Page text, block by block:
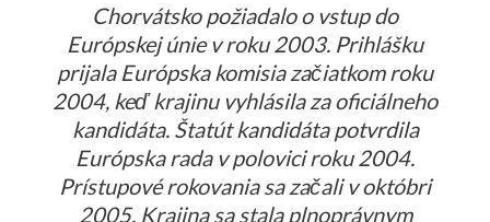
Chorvátsko požiadalo o vstup do
Európskej únie v roku 2003. Prihlášku
prijala Európska komisia začiatkom roku
2004, keď krajinu vyhlásila za oficiálneho
kandidáta. Štatút kandidáta potvrdila
Európska rada v polovici roku 2004.
Prístupové rokovania sa začali v októbri
2005. Krajina sa stala plnoprávnym